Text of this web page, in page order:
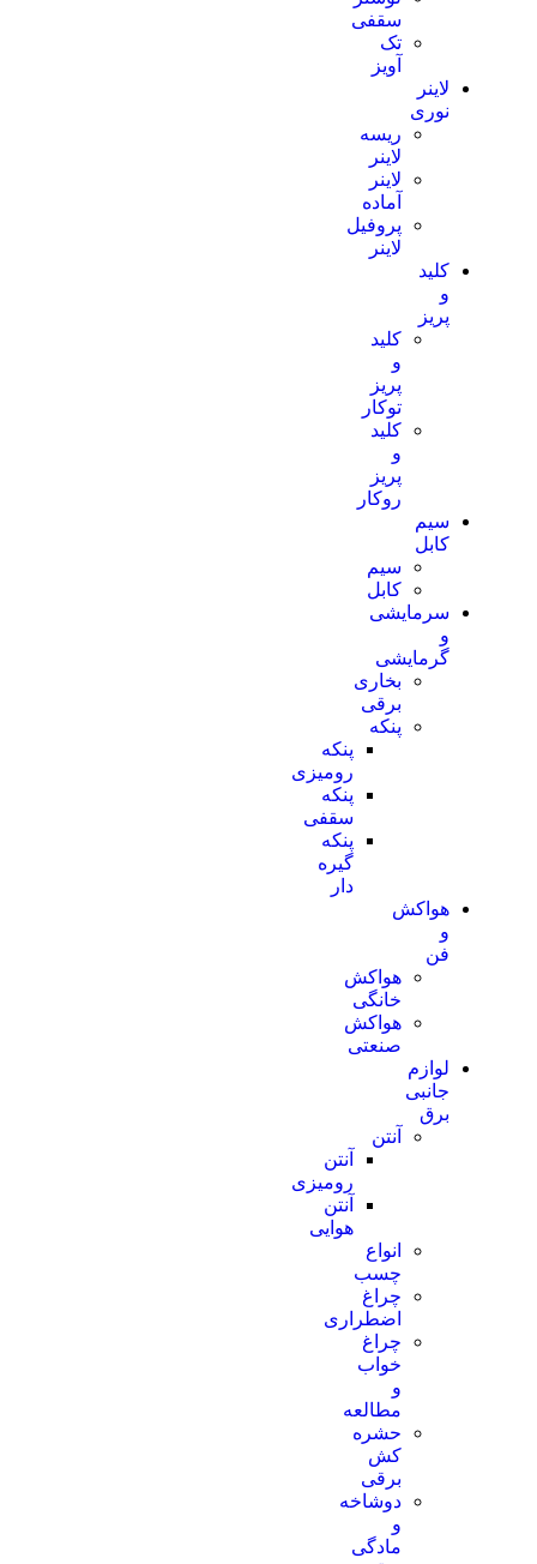
سقفی
تک
آویز
لاینر
نوری
ریسه
لاینر
لاینر
آماده
پروفیل
لاینر
کلید
و
پریز
کلید
و
پریز
توکار
کلید
و
پریز
روکار
سیم
کابل
سیم
کابل
سرمایشی
و
گرمایشی
بخاری
برقی
پنکه
پنکه
رومیزی
پنکه
سقفی
پنکه
گیره
دار
هواکش
و
فن
هواکش
خانگی
هواکش
صنعتی
لوازم
جانبی
برق
آنتن
آنتن
رومیزی
آنتن
هوایی
انواع
چسب
چراغ
اضطراری
چراغ
خواب
و
مطالعه
حشره
کش
برقی
دوشاخه
و
مادگی